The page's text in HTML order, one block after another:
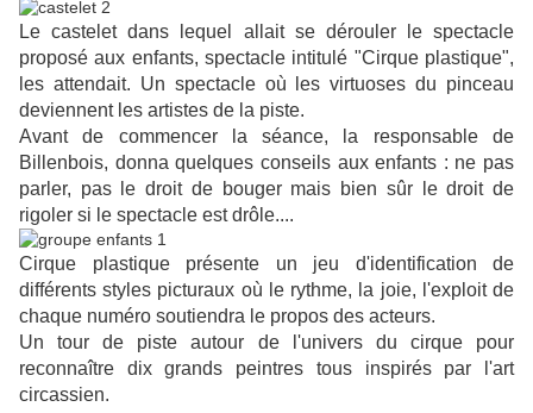
Le castelet dans lequel allait se dérouler le spectacle
proposé aux enfants, spectacle intitulé "Cirque plastique",
les attendait. Un spectacle où les virtuoses du pinceau
deviennent les artistes de la piste.
Avant de commencer la séance, la responsable de
Billenbois, donna quelques conseils aux enfants : ne pas
parler, pas le droit de bouger mais bien sûr le droit de
rigoler si le spectacle est drôle....
Cirque plastique présente un jeu d'identification de
différents styles picturaux où le rythme, la joie, l'exploit de
chaque numéro soutiendra le propos des acteurs.
Un tour de piste autour de l'univers du cirque pour
reconnaître dix grands peintres tous inspirés par l'art
circassien.